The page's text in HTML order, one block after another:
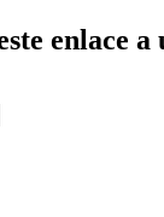
enlace a